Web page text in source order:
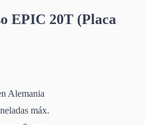
EPIC 20T (Placa
Alemania
máx.